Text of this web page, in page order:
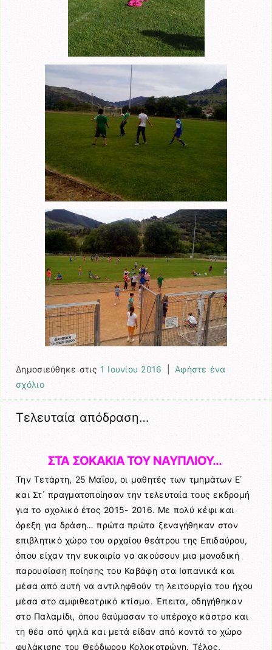
Δημοσιεύθηκε στις 1 Ιουνίου 2016
Αφήστε ένα
σχόλιο
Τελευταία απόδραση…
ΣΤΑ ΣΟΚΑΚΙΑ ΤΟΥ ΝΑΥΠΛΙΟΥ…
Την Τετάρτη, 25 Μαΐου, οι μαθητές των τμημάτων Ε΄
και Στ΄ πραγματοποίησαν την τελευταία τους εκδρομή
για το σχολικό έτος 2015- 2016. Με πολύ κέφι και
όρεξη για δράση… πρώτα πρώτα ξεναγήθηκαν στον
επιβλητικό χώρο του αρχαίου θεάτρου της Επιδαύρου,
όπου είχαν την ευκαιρία να ακούσουν μια μοναδική
παρουσίαση ποίησης του Καβάφη στα Ισπανικά και
μέσα από αυτή να αντιληφθούν τη λειτουργία του ήχου
μέσα στο αμφιθεατρικό κτίσμα. Έπειτα, οδηγήθηκαν
στο Παλαμίδι, όπου θαύμασαν το υπέροχο κάστρο και
τη θέα από ψηλά και μετά είδαν από κοντά το χώρο
φυλάκισης του Θεόδωρου Κολοκοτρώνη. Τέλος,